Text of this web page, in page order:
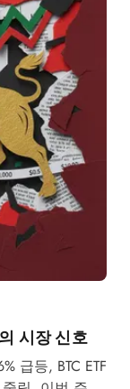
시장 신호
급등, BTC ETF